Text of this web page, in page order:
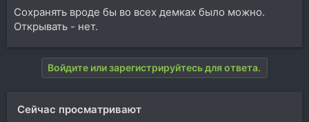
Сохранять вроде бы во всех демках было можно.
Открывать - нет.
Войдите или зарегистрируйтесь для ответа.
Сейчас просматривают